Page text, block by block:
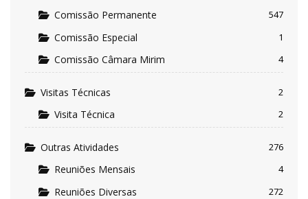
Comissão Permanente 547
Comissão Especial 1
Comissão Câmara Mirim 4
Visitas Técnicas 2
Visita Técnica 2
Outras Atividades 276
Reuniões Mensais 4
Reuniões Diversas 272